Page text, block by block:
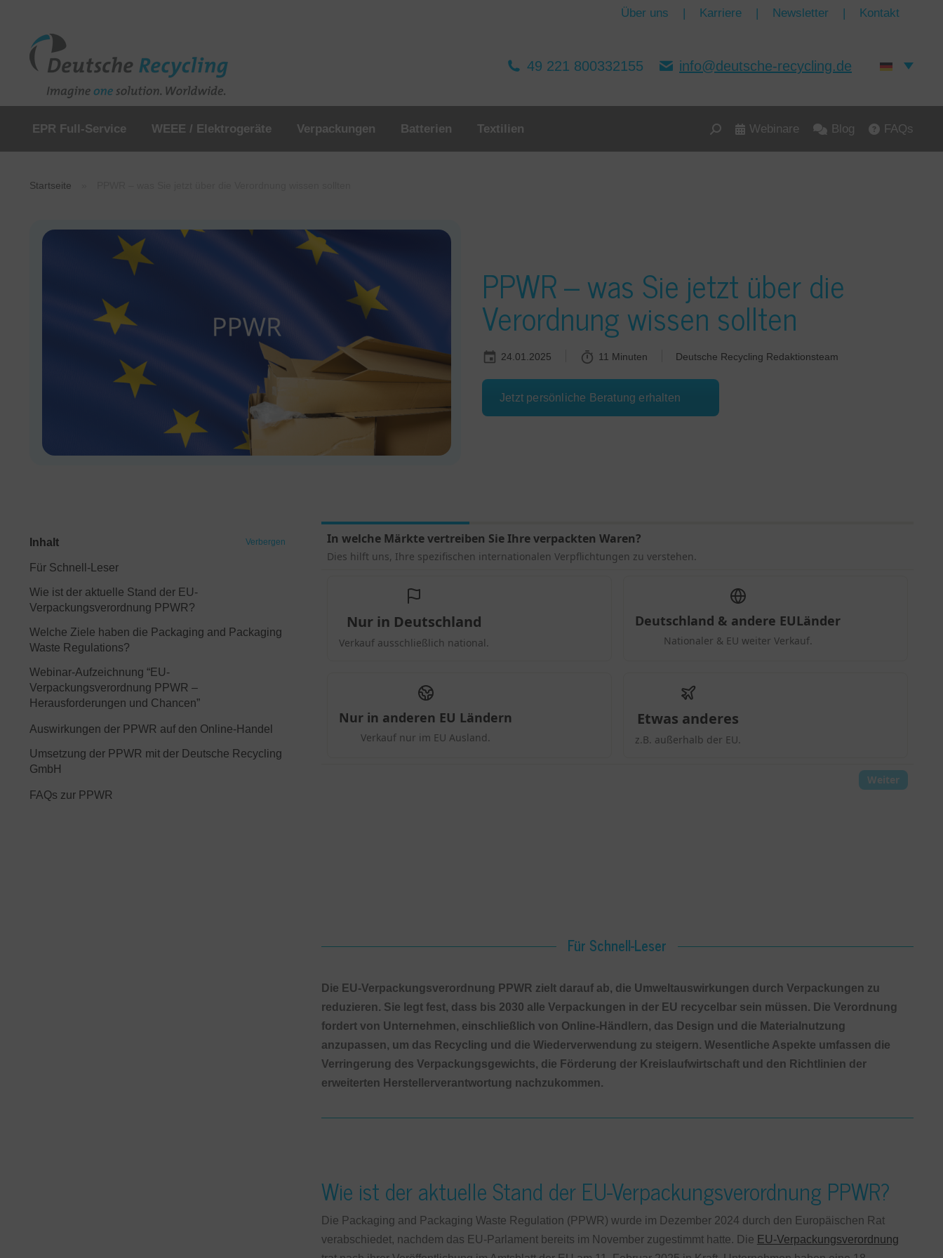
Über uns | Karriere | Newsletter | Kontakt
49 221 800332155 info@deutsche-recycling.de
EPR Full-Service WEEE / Elektrogeräte Verpackungen Batterien Textilien Search: Webinare Blog FAQs
Startseite
PPWR – was Sie jetzt über die
Verordnung wissen sollten
24.01.2025 11 Minuten Deutsche Recycling Redaktionsteam
Jetzt persönliche Beratung erhalten
Inhalt Verbergen
Für Schnell-Leser
Wie ist der aktuelle Stand der EU-
Verpackungsverordnung PPWR?
Welche Ziele haben die Packaging and Packaging
Waste Regulations?
Webinar-Aufzeichnung “EU-
Verpackungsverordnung PPWR –
Herausforderungen und Chancen”
Auswirkungen der PPWR auf den Online-Handel
Umsetzung der PPWR mit der Deutsche Recycling
GmbH
FAQs zur PPWR
Für Schnell-Leser
Die EU-Verpackungsverordnung PPWR zielt darauf ab, die Umweltauswirkungen durch Verpackungen zu
reduzieren. Sie legt fest, dass bis 2030 alle Verpackungen in der EU recycelbar sein müssen. Die Verordnung
fordert von Unternehmen, einschließlich von Online-Händlern, das Design und die Materialnutzung
anzupassen, um das Recycling und die Wiederverwendung zu steigern. Wesentliche Aspekte umfassen die
Verringerung des Verpackungsgewichts, die Förderung der Kreislaufwirtschaft und den Richtlinien der
erweiterten Herstellerverantwortung nachzukommen.
Wie ist der aktuelle Stand der EU-Verpackungsverordnung PPWR?
Die Packaging and Packaging Waste Regulation (PPWR) wurde im Dezember 2024 durch den Europäischen Rat
verabschiedet, nachdem das EU-Parlament bereits im November zugestimmt hatte. Die EU-Verpackungsverordnung